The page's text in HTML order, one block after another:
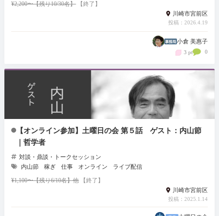
¥2,200〜【残り10/30名】【終了】
川崎市宮前区
投稿：2026.4.19
小倉 美惠子
3 pt 0
【オンライン参加】土曜日の会 第５話 ゲスト：内山節
｜哲学者
対談・鼎談・トークセッション
内山節
稼ぎ 仕事 オンライン
ライブ配信
¥1,100〜【残り6/10名】他【終了】
川崎市宮前区
投稿：2025.1.14